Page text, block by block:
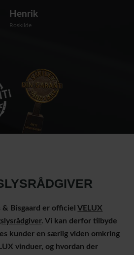
Henrik
Roskilde
& Bisgaard er officielVELUX
. Vi kan derfor tilbyde
kunder en særlig viden omkring
vinduer, og hvordan der